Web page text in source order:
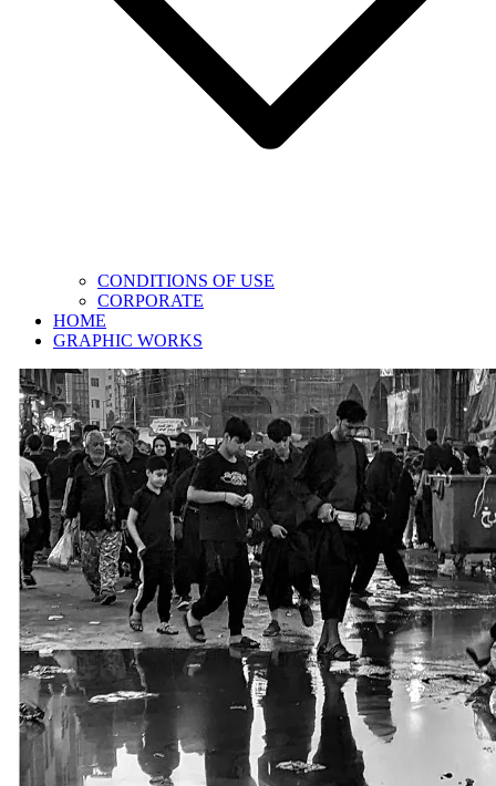
CONDITIONS OF USE
CORPORATE
HOME
GRAPHIC WORKS